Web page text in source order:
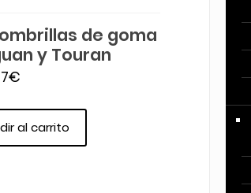
de goma
y Touran
€
al carrito